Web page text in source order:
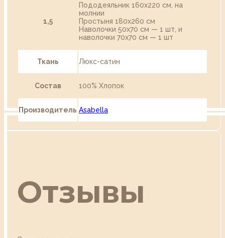
1,5
Пододеяльник 160х220 см, на
молнии
Простыня 180х260 см
Наволочки 50х70 см — 1 шт, и
наволочки 70х70 см — 1 шт
Ткань Люкс-сатин
Состав 100% Хлопок
Производитель Asabella
Отзывы